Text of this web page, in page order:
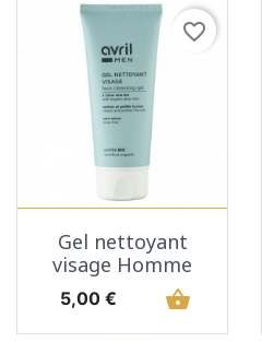
favorite_border
Gel nettoyant
visage Homme
Prix
5,00 € shopping_basket